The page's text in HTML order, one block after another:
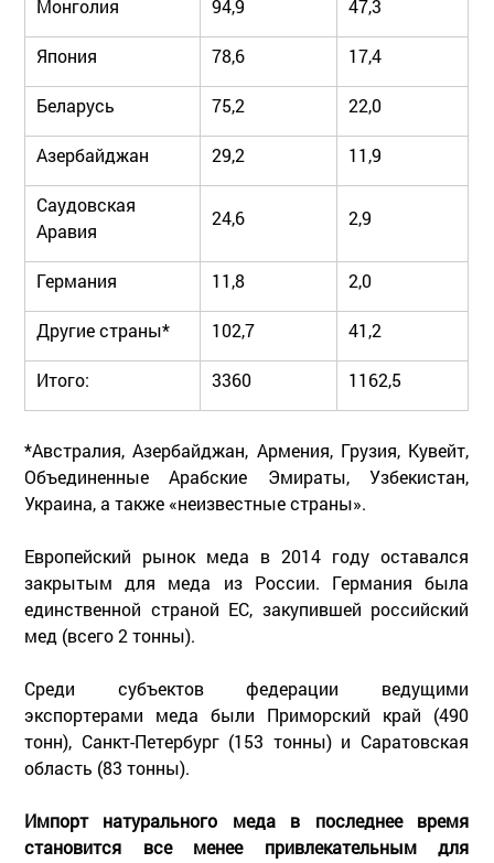
Монголия 94,9 47,3
Япония 78,6 17,4
Беларусь 75,2 22,0
Азербайджан 29,2 11,9
Саудовская
Аравия
24,6 2,9
Германия 11,8 2,0
Другие страны* 102,7 41,2
Итого: 3360 1162,5
*Австралия, Азербайджан, Армения, Грузия, Кувейт,
Объединенные Арабские Эмираты, Узбекистан,
Украина, а также «неизвестные страны».
Европейский рынок меда в 2014 году оставался
закрытым для меда из России. Германия была
единственной страной ЕС, закупившей российский
мед (всего 2 тонны).
Среди субъектов федерации ведущими
экспортерами меда были Приморский край (490
тонн), Санкт-Петербург (153 тонны) и Саратовская
область (83 тонны).
Импорт натурального меда в последнее время
становится все менее привлекательным для